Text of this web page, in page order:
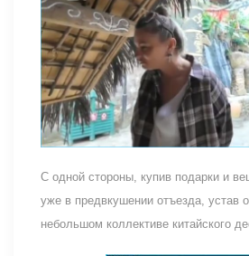
С одной стороны, купив подарки и
уже в предвкушении отъезда, устав
небольшом коллективе китайского